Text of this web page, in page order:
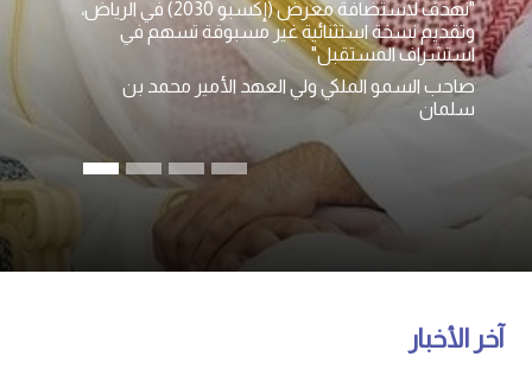
"نهدف لاستضافة معرض (إكسبو 2030) في الرياض،
وتقديم نسخة استثنائية غير مسبوقة تسهم في
استشراف المستقبل"
صاحب السمو الملكي ولي العهد الأمير محمد بن
سلمان
آخر الأخبار